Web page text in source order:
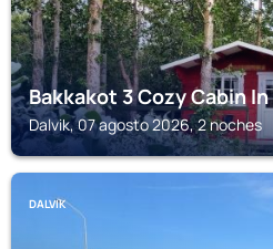
Bakkakot 3 Cozy Cabin
Dalvik, 07 agosto 2026, 2 noches
DALVIK